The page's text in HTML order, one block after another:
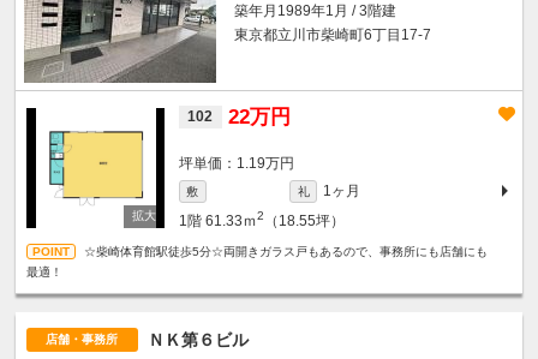
築年月1989年1月 / 3階建
東京都立川市柴崎町6丁目17-7
102 22万円
坪単価：1.19万円
敷 礼
1ヶ月
1階 61.33ｍ2 （18.55坪）
☆柴崎体育館駅徒歩5分☆両開きガラス戸もあるので、事務所にも店舗にも
最適！
店舗・事務所 ＮＫ第６ビル